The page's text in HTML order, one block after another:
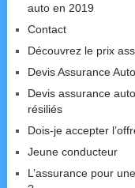
auto en 2019
Contact
Découvrez le prix
Devis Assurance
Devis assurance
résiliés
Dois-je accepter
Jeune conducteur
L’assurance pour